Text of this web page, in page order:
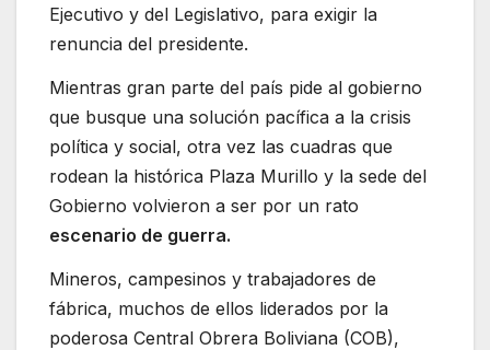
Ejecutivo y del Legislativo, para exigir la
renuncia del presidente.
Mientras gran parte del país pide al gobierno
que busque una solución pacífica a la crisis
política y social, otra vez las cuadras que
rodean la histórica Plaza Murillo y la sede del
Gobierno volvieron a ser por un rato
escenario de guerra.
Mineros, campesinos y trabajadores de
fábrica, muchos de ellos liderados por la
poderosa Central Obrera Boliviana (COB),